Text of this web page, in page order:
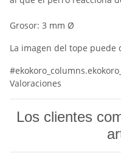
Grosor: 3 mm Ø
La imagen del tope puede
Valoraciones
Los clientes